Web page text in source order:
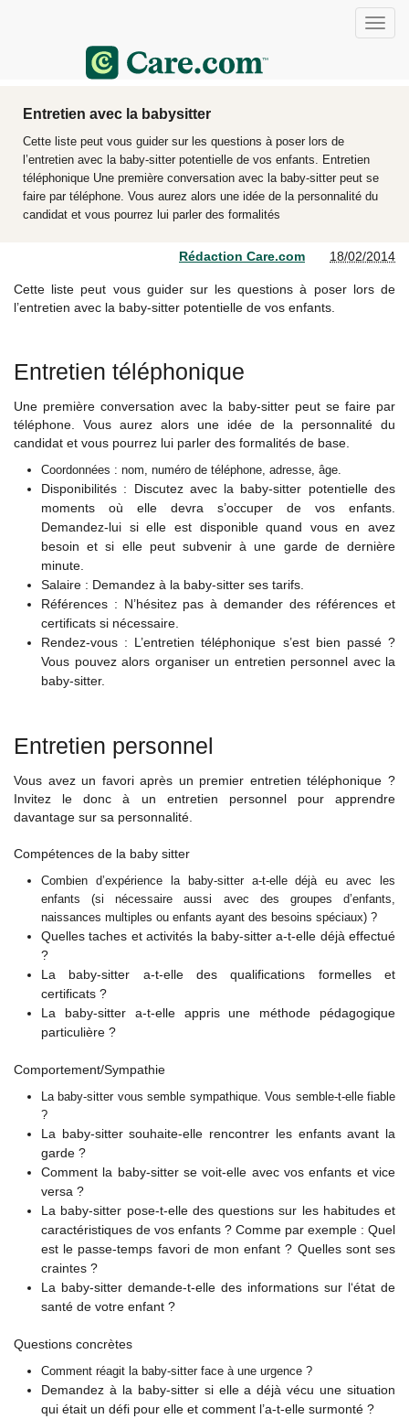
Entretien avec la babysitter
Cette liste peut vous guider sur les questions à poser lors de
l’entretien avec la baby-sitter potentielle de vos enfants. Entretien
téléphonique Une première conversation avec la baby-sitter peut se
faire par téléphone. Vous aurez alors une idée de la personnalité du
candidat et vous pourrez lui parler des formalités
Rédaction Care.com 18/02/2014
Cette liste peut vous guider sur les questions à poser lors de
l’entretien avec la baby-sitter potentielle de vos enfants.
Entretien téléphonique
Une première conversation avec la baby-sitter peut se faire par
téléphone. Vous aurez alors une idée de la personnalité du
candidat et vous pourrez lui parler des formalités de base.
Coordonnées : nom, numéro de téléphone, adresse, âge.
Disponibilités : Discutez avec la baby-sitter potentielle des
moments où elle devra s’occuper de vos enfants.
Demandez-lui si elle est disponible quand vous en avez
besoin et si elle peut subvenir à une garde de dernière
minute.
Salaire : Demandez à la baby-sitter ses tarifs.
Références : N’hésitez pas à demander des références et
certificats si nécessaire.
Rendez-vous : L’entretien téléphonique s’est bien passé ?
Vous pouvez alors organiser un entretien personnel avec la
baby-sitter.
Entretien personnel
Vous avez un favori après un premier entretien téléphonique ?
Invitez le donc à un entretien personnel pour apprendre
davantage sur sa personnalité.
Compétences de la baby sitter
Combien d’expérience la baby-sitter a-t-elle déjà eu avec les
enfants (si nécessaire aussi avec des groupes d’enfants,
naissances multiples ou enfants ayant des besoins spéciaux) ?
Quelles taches et activités la baby-sitter a-t-elle déjà effectué
?
La baby-sitter a-t-elle des qualifications formelles et
certificats ?
La baby-sitter a-t-elle appris une méthode pédagogique
particulière ?
Comportement/Sympathie
La baby-sitter vous semble sympathique. Vous semble-t-elle fiable
?
La baby-sitter souhaite-elle rencontrer les enfants avant la
garde ?
Comment la baby-sitter se voit-elle avec vos enfants et vice
versa ?
La baby-sitter pose-t-elle des questions sur les habitudes et
caractéristiques de vos enfants ? Comme par exemple : Quel
est le passe-temps favori de mon enfant ? Quelles sont ses
craintes ?
La baby-sitter demande-t-elle des informations sur l‘état de
santé de votre enfant ?
Questions concrètes
Comment réagit la baby-sitter face à une urgence ?
Demandez à la baby-sitter si elle a déjà vécu une situation
qui était un défi pour elle et comment l’a-t-elle surmonté ?